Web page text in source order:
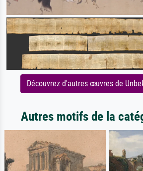
Découvrez d'autres œuvres de
Autres motifs de la